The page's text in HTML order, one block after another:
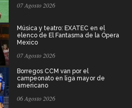
07 Agosto 2026
Música y teatro: EXATEC en el
elenco de El Fantasma de la Ópera
Mexico
07 Agosto 2026
Borregos CCM van por el
campeonato en liga mayor de
americano
06 Agosto 2026